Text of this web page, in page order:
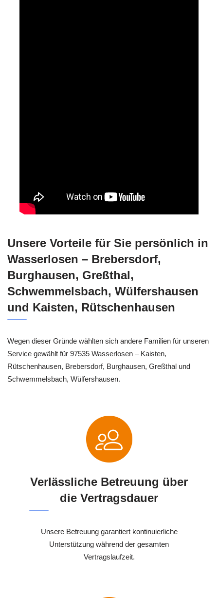
Unsere Vorteile für Sie persönlich in
Wasserlosen – Brebersdorf,
Burghausen, Greßthal,
Schwemmelsbach, Wülfershausen
und Kaisten, Rütschenhausen
Wegen dieser Gründe wählten sich andere Familien für unseren
Service gewählt für 97535 Wasserlosen – Kaisten,
Rütschenhausen, Brebersdorf, Burghausen, Greßthal und
Schwemmelsbach, Wülfershausen.
Verlässliche Betreuung über
die Vertragsdauer
Unsere Betreuung garantiert kontinuierliche
Unterstützung während der gesamten
Vertragslaufzeit.